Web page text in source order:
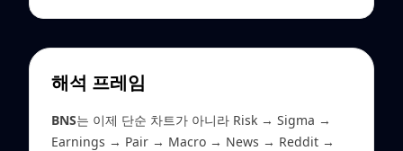
해석 프레임
BNS는 이제 단순 차트가 아니라 Risk → Sigma →
Earnings → Pair → Macro → News → Reddit →